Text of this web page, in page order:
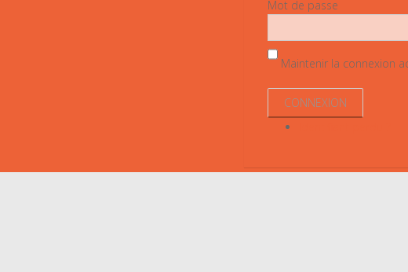
Mot de passe
Maintenir la connexion